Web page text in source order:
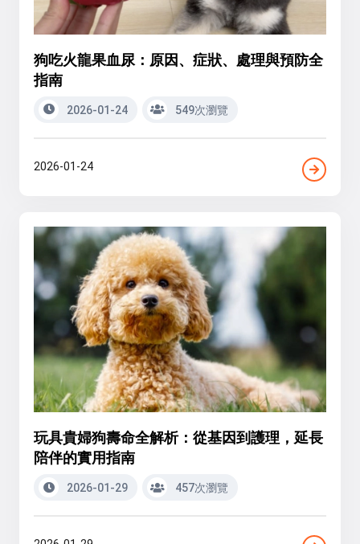
狗吃火龍果血尿：原因、症狀、處理與預防全
指南
2026-01-24 549次瀏覽
2026-01-24
玩具貴婦狗壽命全解析：從基因到護理，延長
陪伴的實用指南
2026-01-29 457次瀏覽